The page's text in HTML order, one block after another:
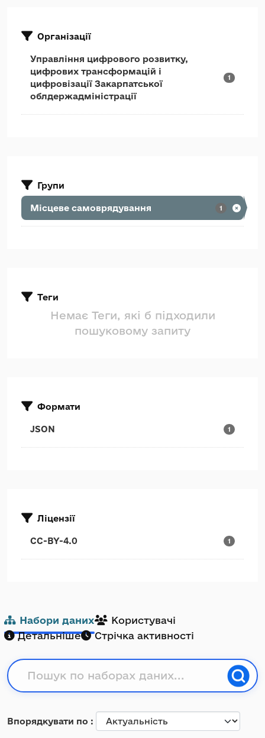
Організації
Управління цифрового розвитку,
цифрових трансформацій і
цифровізації Закарпатської
облдержадміністрації
1
Групи
Місцеве самоврядування 1
Теги
Немає Теги, які б підходили
пошуковому запиту
Формати
JSON 1
Ліцензії
CC-BY-4.0 1
Набори даних
Користувачі
Детальніше
Стрічка активності
Впорядкувати по